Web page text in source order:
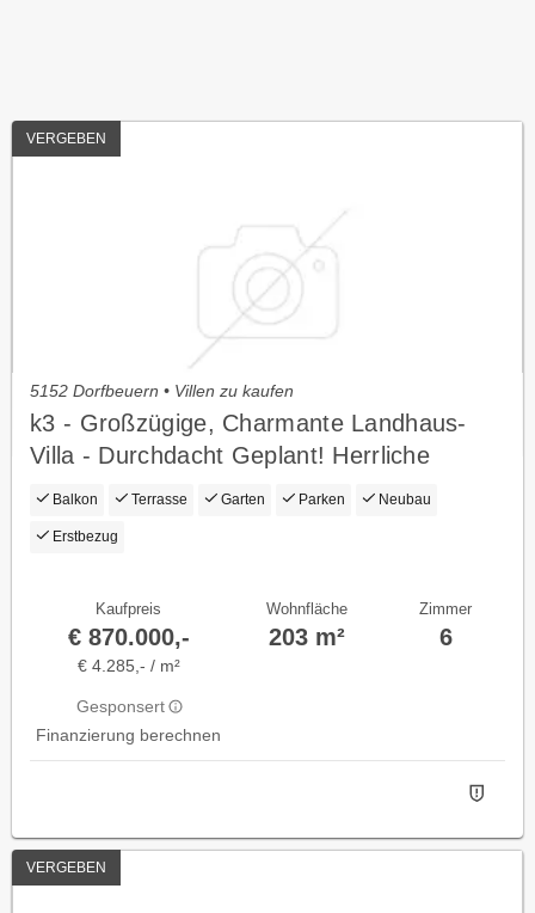
VERGEBEN
5152 Dorfbeuern • Villen zu kaufen
k3 - Großzügige, Charmante Landhaus-
Villa - Durchdacht Geplant! Herrliche
Weitläufige Gartenoase in Ruhelage!
Balkon Terrasse Garten Parken Neubau
Erstbezug
Kaufpreis
€ 870.000,-
€ 4.285,- / m²
Gesponsert
Finanzierung berechnen
Wohnfläche
203 m²
Zimmer
6
VERGEBEN